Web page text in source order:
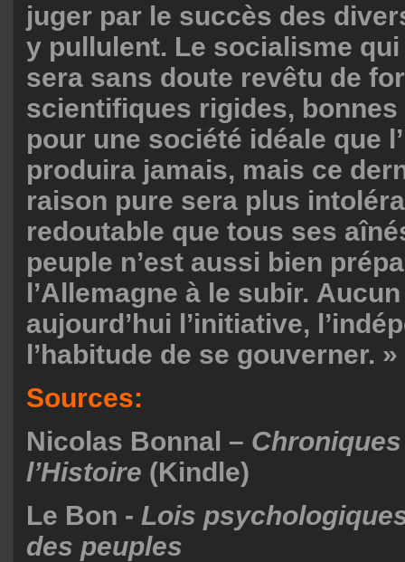
juger par le succès des
y pullulent. Le socialisme
sera sans doute revêtu de
scientifiques rigides,
pour une société idéale que
produira jamais, mais ce
raison pure sera plus
redoutable que tous ses
peuple n’est aussi bien
l’Allemagne à le subir.
aujourd’hui l’initiative,
l’habitude de se gouverner. »
Sources:
Nicolas Bonnal –
l’Histoire (Kindle)
Le Bon - Lois
des peuples